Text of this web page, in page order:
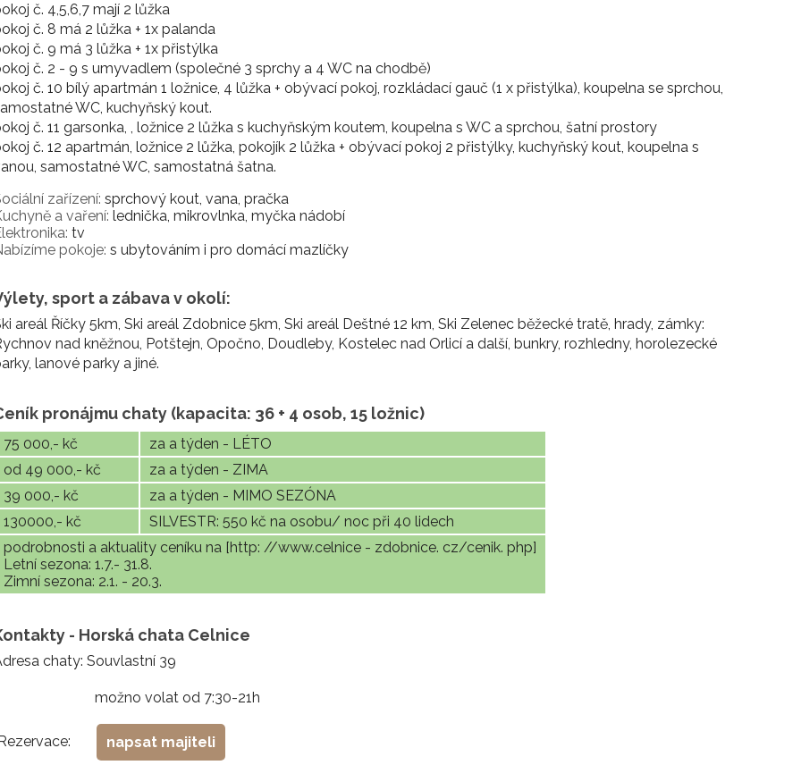
č. 4,5,6,7 mají 2 lůžka
č. 8 má 2 lůžka + 1x palanda
č. 9 má 3 lůžka + 1x přistýlka
č. 2 - 9 s umyvadlem (společné 3 sprchy a 4 WC na chodbě)
č. 10 bílý apartmán 1 ložnice, 4 lůžka + obývací pokoj, rozkládací gauč (1 x přistýlka), koupelna se sprchou,
WC, kuchyňský kout.
č. 11 garsonka, , ložnice 2 lůžka s kuchyňským koutem, koupelna s WC a sprchou, šatní prostory
č. 12 apartmán, ložnice 2 lůžka, pokojík 2 lůžka + obývací pokoj 2 přistýlky, kuchyňský kout, koupelna s
samostatné WC, samostatná šatna.
zařízení: sprchový kout, vana, pračka
a vaření: lednička, mikrovlnka, myčka nádobí
tv
pokoje: s ubytováním i pro domácí mazlíčky
sport a zábava v okolí:
areál Říčky 5km, Ski areál Zdobnice 5km, Ski areál Deštné 12 km, Ski Zelenec běžecké tratě, hrady, zámky:
nad kněžnou, Potštejn, Opočno, Doudleby, Kostelec nad Orlicí a další, bunkry, rozhledny, horolezecké
lanové parky a jiné.
pronájmu chaty (kapacita: 36 + 4 osob, 15 ložnic)
75 000,- kč
za a týden - LÉTO
od 49 000,- kč
za a týden - ZIMA
39 000,- kč
za a týden - MIMO SEZÓNA
130000,- kč
SILVESTR: 550 kč na osobu/ noc při 40 lidech
podrobnosti a aktuality ceníku na [http: //www.celnice - zdobnice. cz/cenik. php]
Letní sezona: 1.7.- 31.8.
Zimní sezona: 2.1. - 20.3.
- Horská chata Celnice
chaty: Souvlastní 39
možno volat od 7:30-21h
napsat majiteli